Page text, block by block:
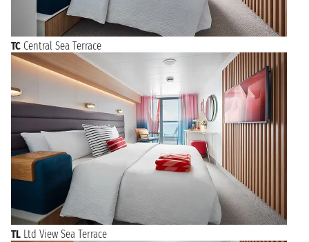
TC Central Sea Terrace
TL Ltd View Sea Terrace